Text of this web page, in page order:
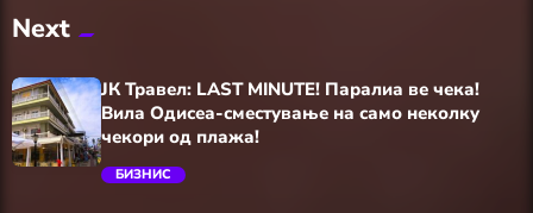
Next
ЈК Травел: LAST MINUTE! Паралиа ве чека!
Вила Одисеа-сместување на само неколку
чекори од плажа!
БИЗНИС